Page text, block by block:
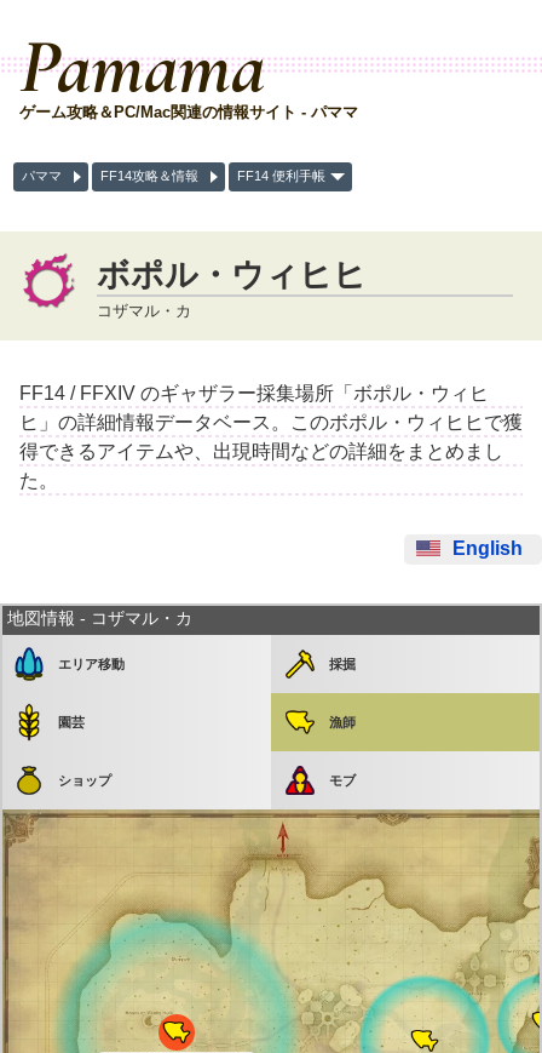
Pamama
ゲーム攻略＆PC/Mac関連の情報サイト - パママ
パママ FF14攻略＆情報 FF14 便利手帳
ボポル・ウィヒヒ
コザマル・カ
FF14 / FFXIV のギャザラー採集場所「ボポル・ウィヒ
ヒ」の詳細情報データベース。このボポル・ウィヒヒで獲
得できるアイテムや、出現時間などの詳細をまとめまし
た。
English
地図情報 - コザマル・カ
エリア移動 採掘
園芸 漁師
ショップ モブ